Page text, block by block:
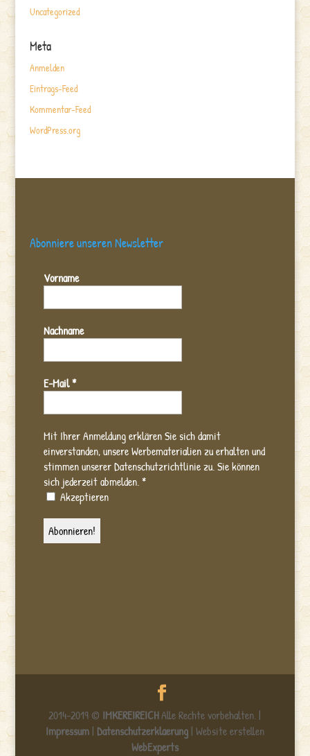
Uncategorized
Meta
Anmelden
Eintrags-Feed
Kommentar-Feed
WordPress.org
Abonniere unseren Newsletter
Vorname
Nachname
E-Mail*
Mit Ihrer Anmeldung erklären Sie sich damit
einverstanden, unsere Werbematerialien zu erhalten und
stimmen unserer Datenschutzrichtlinie zu. Sie können
sich jederzeit abmelden.*
Akzeptieren
2014-2019 © IMKEREIREICHAlle Rechte vorbehalten. |
Impressum| Datenschutzerklaerung| Website erstellen
WebExperts